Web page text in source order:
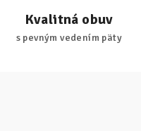
Kvalitná obuv
s pevným vedením päty